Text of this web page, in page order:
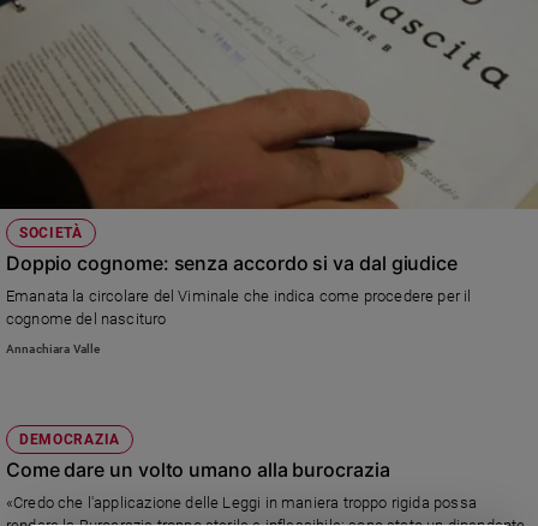
SOCIETÀ
Doppio cognome: senza accordo si va dal giudice
Emanata la circolare del Viminale che indica come procedere per il
cognome del nascituro
Annachiara Valle
DEMOCRAZIA
Come dare un volto umano alla burocrazia
«Credo che l'applicazione delle Leggi in maniera troppo rigida possa